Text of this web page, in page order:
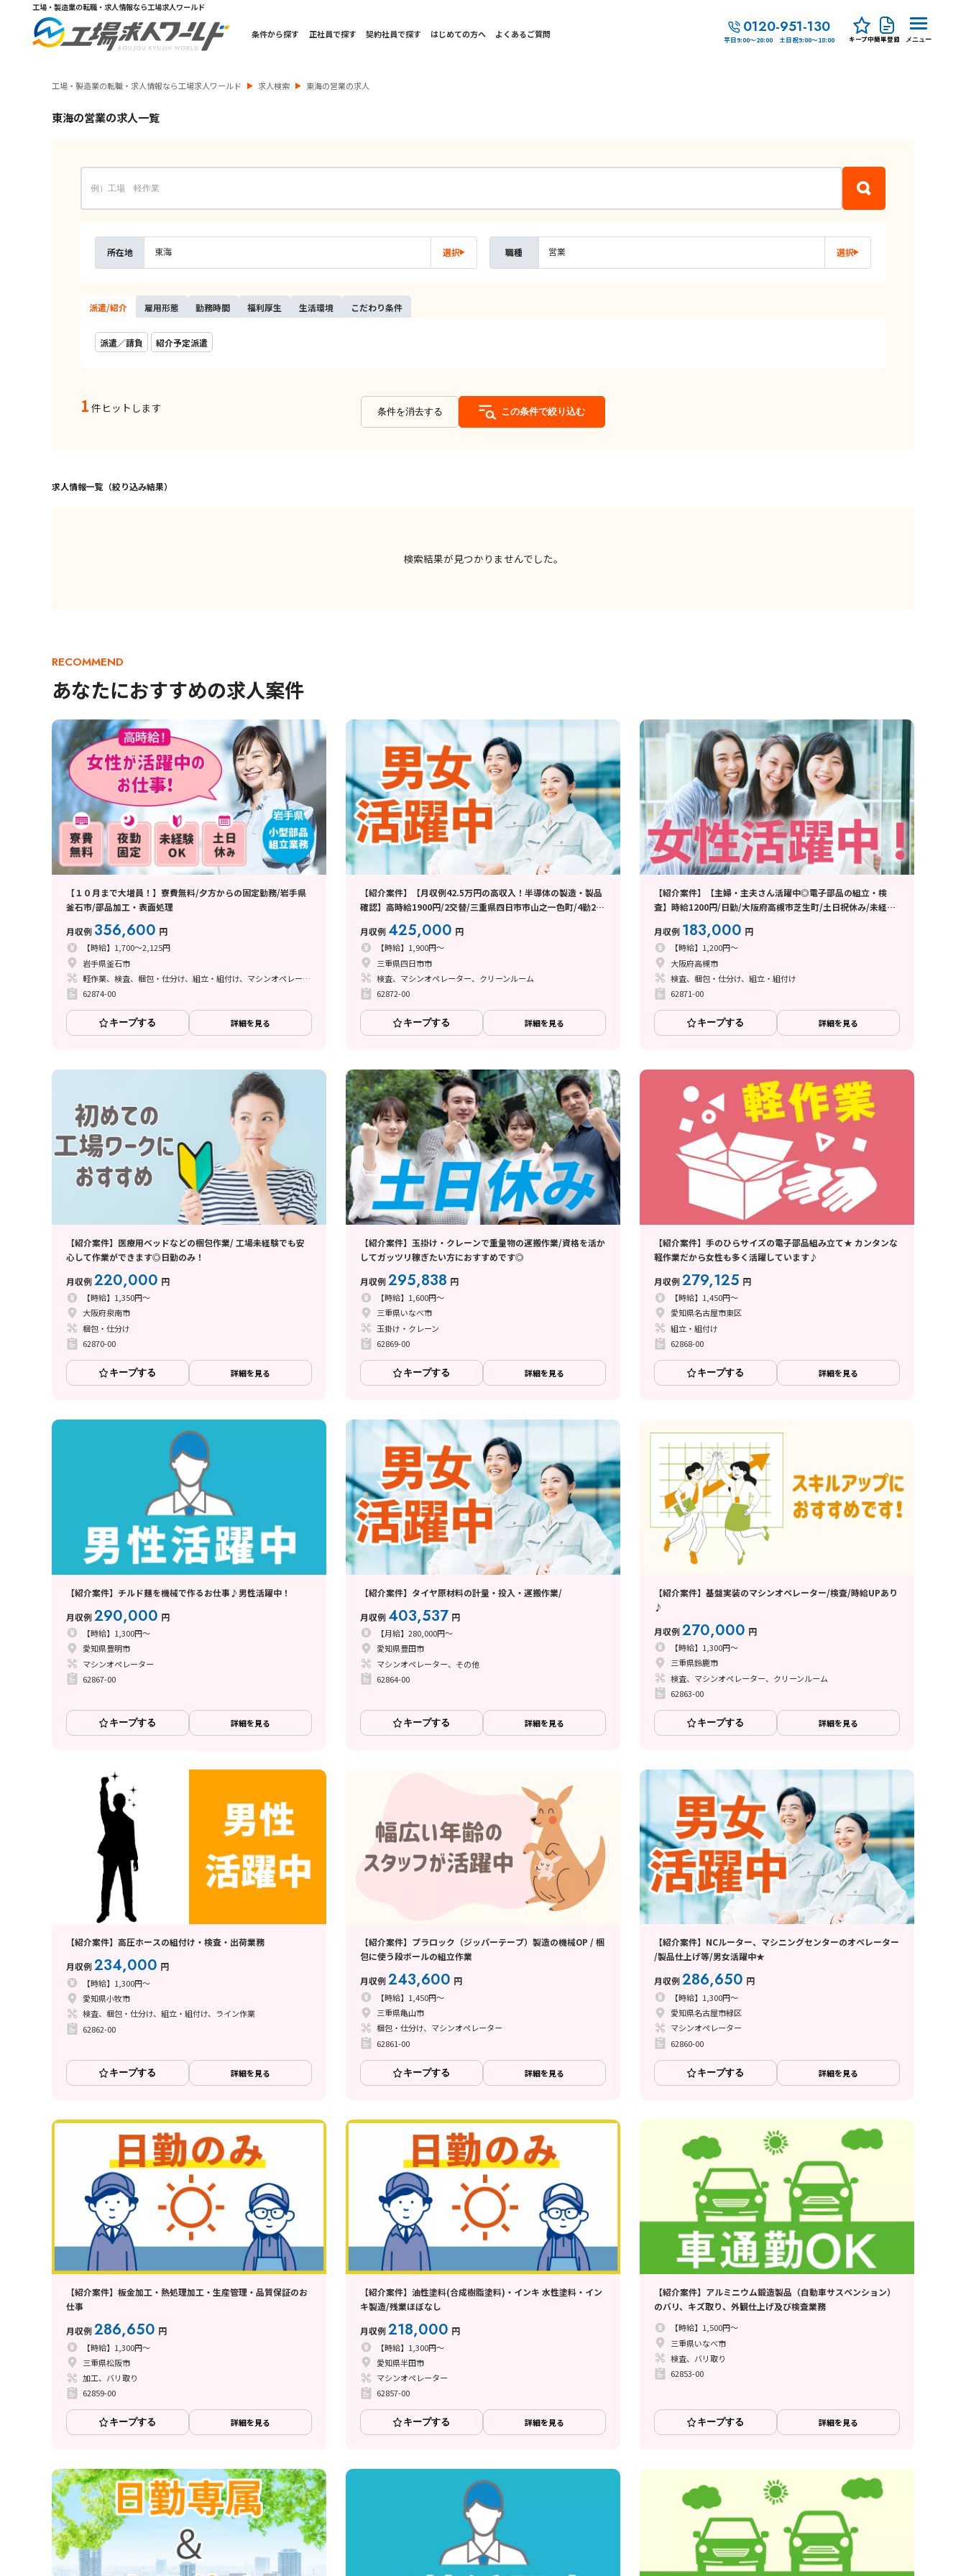
工場・製造業の転職・求人情報なら工場求人ワールド
条件から探す 正社員で探す 契約社員で探す はじめての方へ よくあるご質問 0120-951-130
平日9:00～20:00 土日祝9:00～18:00 キープ中簡単登録 メニュー
工場・製造業の転職・求人情報なら工場求人ワールド 求人検索 東海の営業の求人
東海の営業の求人一覧
所在地 東海 選択 職種 営業 選択
派遣/紹介 雇用形態 勤務時間 福利厚生 生活環境 こだわり条件
派遣／請負 紹介予定派遣
1 件ヒットします 条件を消去する この条件で絞り込む
求人情報一覧（絞り込み結果）
検索結果が見つかりませんでした。
RECOMMEND
あなたにおすすめの求人案件
【１０月まで大増員！】寮費無料/夕方からの固定勤務/岩手県
釜石市/部品加工・表面処理
月収例 356,600 円
【時給】1,700～2,125円
岩手県釜石市
軽作業、検査、梱包・仕分け、組立・組付け、マシンオペレーター、立ち作業
62874-00
キープする 詳細を見る
【紹介案件】【月収例42.5万円の高収入！半導体の製造・製品
確認】高時給1900円/2交替/三重県四日市市山之一色町/4勤2休
男女活躍
月収例 425,000 円
【時給】1,900円～
三重県四日市市
検査、マシンオペレーター、クリーンルーム
62872-00
キープする 詳細を見る
【紹介案件】【主婦・主夫さん活躍中◎電子部品の組立・検
査】時給1200円/日勤/大阪府高槻市芝生町/土日祝休み/未経験
完備/残業
月収例 183,000 円
【時給】1,200円～
大阪府高槻市
検査、梱包・仕分け、組立・組付け
62871-00
キープする 詳細を見る
【紹介案件】医療用ベッドなどの梱包作業/ 工場未経験でも安
心して作業ができます◎日勤のみ！
月収例220,000 円
【時給】1,350円～
大阪府泉南市
梱包・仕分け
62870-00
キープする 詳細を見る
【紹介案件】玉掛け・クレーンで重量物の運搬作業/資格を活か
してガッツリ稼ぎたい方におすすめです◎
月収例295,838 円
【時給】1,600円～
三重県いなべ市
玉掛け・クレーン
62869-00
キープする 詳細を見る
【紹介案件】手のひらサイズの電子部品組み立て★ カンタンな
軽作業だから女性も多く活躍しています♪
月収例279,125 円
【時給】1,450円～
愛知県名古屋市東区
組立・組付け
62868-00
キープする 詳細を見る
【紹介案件】チルド麺を機械で作るお仕事♪男性活躍中！
月収例290,000 円
【時給】1,300円～
愛知県豊明市
マシンオペレーター
62867-00
キープする 詳細を見る
【紹介案件】タイヤ原材料の計量・投入・運搬作業/
月収例 403,537 円
【月給】280,000円～
愛知県豊田市
マシンオペレーター、その他
62864-00
キープする 詳細を見る
【紹介案件】基盤実装のマシンオペレーター/検査/時給UPあり
♪
月収例270,000 円
【時給】1,300円～
三重県鈴鹿市
検査、マシンオペレーター、クリーンルーム
62863-00
キープする 詳細を見る
【紹介案件】高圧ホースの組付け・検査・出荷業務
月収例234,000 円
【時給】1,300円～
愛知県小牧市
検査、梱包・仕分け、組立・組付け、ライン作業
62862-00
キープする 詳細を見る
【紹介案件】プラロック（ジッパーテープ）製造の機械OP / 梱
包に使う段ボールの組立作業
月収例243,600 円
【時給】1,450円～
三重県亀山市
梱包・仕分け、マシンオペレーター
62861-00
キープする 詳細を見る
【紹介案件】NCルーター、マシニングセンターのオペレーター
/製品仕上げ等/男女活躍中★
月収例286,650 円
【時給】1,300円～
愛知県名古屋市緑区
マシンオペレーター
62860-00
キープする 詳細を見る
【紹介案件】板金加工・熱処理加工・生産管理・品質保証のお
仕事
月収例286,650 円
【時給】1,300円～
三重県松阪市
加工、バリ取り
62859-00
キープする 詳細を見る
【紹介案件】油性塗料(合成樹脂塗料)・インキ 水性塗料・イン
キ製造/残業ほぼなし
月収例218,000 円
【時給】1,300円～
愛知県半田市
マシンオペレーター
62857-00
キープする 詳細を見る
【紹介案件】アルミニウム鍛造製品（自動車サスペンション）
のバリ、キズ取り、外観仕上げ及び検査業務
【時給】1,500円～
三重県いなべ市
検査、バリ取り
62853-00
キープする 詳細を見る